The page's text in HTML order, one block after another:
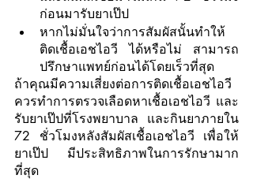
ก่อนมารับยาเป๊ป
หากไม่มั่นใจว่าการสัมผัสนั้นทำให้
ติดเชื้อเอชไอวี ได้หรือไม่ สามารถ
ปรึกษาแพทย์ก่อนได้โดยเร็วที่สุด
ถ้าคุณมีความเสี่ยงต่อการติดเชื้อเอชไอวี
ควรทำการตรวจเลือดหาเชื้อเอชไอวี และ
รับยาเป๊ปที่โรงพยาบาล และกินยาภายใน
72 ชั่วโมงหลังสัมผัสเชื้อเอชไอวี เพื่อให้
ยาเป๊ป มีประสิทธิภาพในการรักษามาก
ที่สุด